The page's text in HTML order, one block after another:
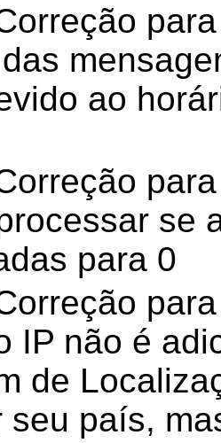
ao
se
para 0
IP não é
de
seu país,